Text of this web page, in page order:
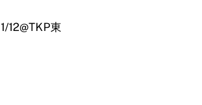
12@TKP東